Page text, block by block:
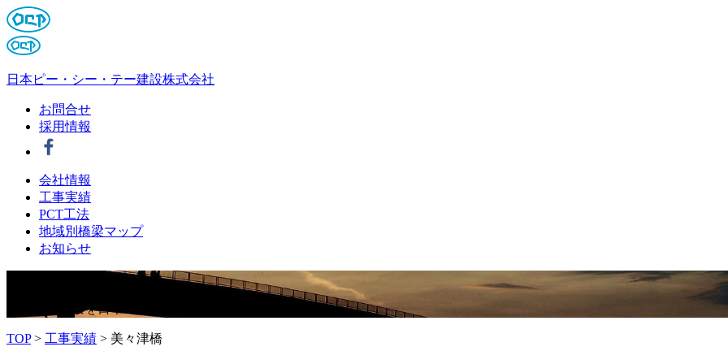
日本ピー・シー・テー建設株式会社
お問合せ
採用情報
会社情報
工事実績
PCT工法
地域別橋梁マップ
お知らせ
橋のある風景を日本PCTは描き続けます。
TOP> 工事実績 > 美々津橋